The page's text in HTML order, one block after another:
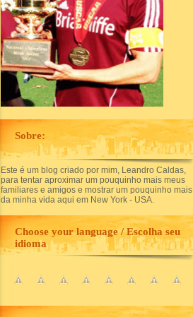
Sobre:
Este é um blog criado por mim, Leandro Caldas,
para tentar aproximar um pouquinho mais meus
familiares e amigos e mostrar um pouquinho mais
da minha vida aqui em New York - USA.
Choose your language / Escolha seu
idioma